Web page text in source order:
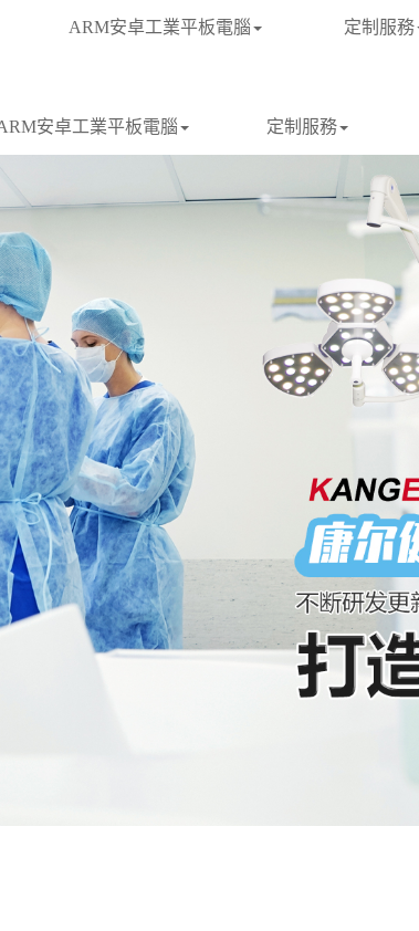
ARM安卓工業平板電腦 定制服務
安卓工業平板電腦 定制服務